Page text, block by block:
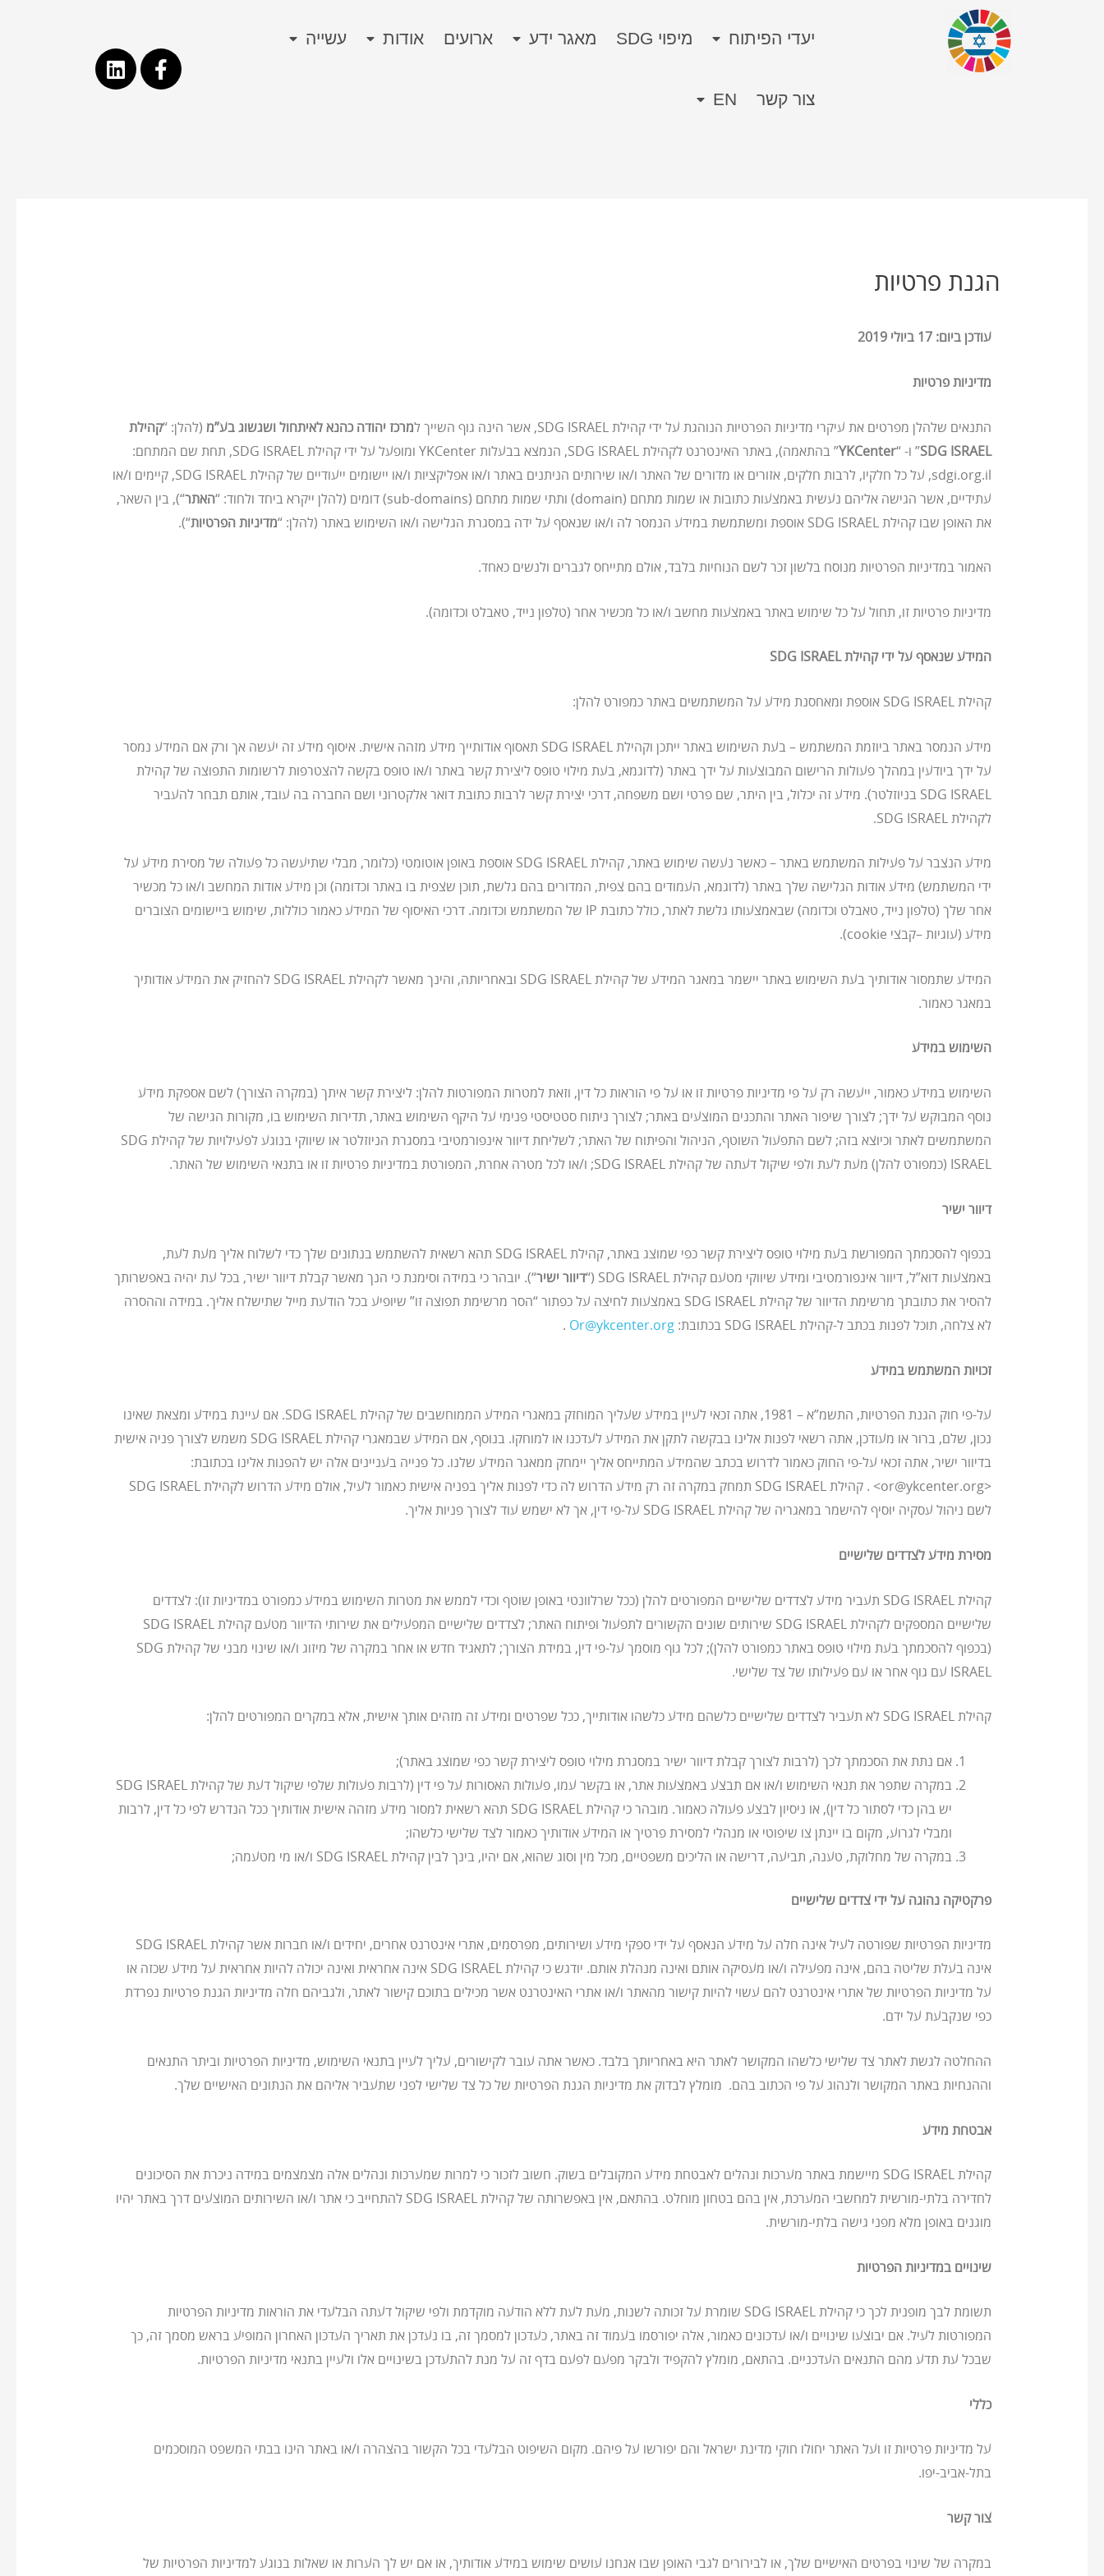
יעדי הפיתוח מיפוי SDG מאגר ידע ארועים אודות עשייה
צור קשר EN
הגנת פרטיות
עודכן ביום: 17 ביולי 2019
מדיניות פרטיות
התנאים שלהלן מפרטים את עיקרי מדיניות הפרטיות הנוהגת על ידי קהילת SDG ISRAEL, אשר הינה גוף השייך ל מרכז יהודה כהנא לאיתחול ושגשוג בע”מ(להלן: “קהילת
SDG ISRAEL” ו- “YKCenter
” בהתאמה), באתר האינטרנט לקהילת SDG ISRAEL, הנמצא בבעלות YKCenter ומופעל על ידי קהילת SDG ISRAEL, תחת שם המתחם:
sdgi.org.il, על כל חלקיו, לרבות חלקים, אזורים או מדורים של האתר ו/או שירותים הניתנים באתר ו/או אפליקציות ו/או יישומים ייעודיים של קהילת SDG ISRAEL, קיימים ו/או
עתידיים, אשר הגישה אליהם נעשית באמצעות כתובות או שמות מתחם (domain) ותתי שמות מתחם (sub-domains) דומים (להלן ייקרא ביחד ולחוד: “
האתר“), בין השאר,
את האופן שבו קהילת SDG ISRAEL אוספת ומשתמשת במידע הנמסר לה ו/או שנאסף על ידה במסגרת הגלישה ו/או השימוש באתר (להלן: “
מדיניות הפרטיות“).
האמור במדיניות הפרטיות מנוסח בלשון זכר לשם הנוחיות בלבד, אולם מתייחס לגברים ולנשים כאחד.
מדיניות פרטיות זו, תחול על כל שימוש באתר באמצעות מחשב ו/או כל מכשיר אחר (טלפון נייד, טאבלט וכדומה).
המידע שנאסף על ידי קהילת SDG ISRAEL
קהילת SDG ISRAEL אוספת ומאחסנת מידע על המשתמשים באתר כמפורט להלן:
מידע הנמסר באתר ביוזמת המשתמש – בעת השימוש באתר ייתכן וקהילת SDG ISRAEL תאסוף אודותייך מידע מזהה אישית. איסוף מידע זה יעשה אך ורק אם המידע נמסר
על ידך ביודעין במהלך פעולות הרישום המבוצעות על ידך באתר (לדוגמא, בעת מילוי טופס ליצירת קשר באתר ו/או טופס בקשה להצטרפות לרשומות התפוצה של קהילת
SDG ISRAEL בניוזלטר). מידע זה יכלול, בין היתר, שם פרטי ושם משפחה, דרכי יצירת קשר לרבות כתובת דואר אלקטרוני ושם החברה בה עובד, אותם תבחר להעביר
לקהילת SDG ISRAEL.
מידע הנצבר על פעילות המשתמש באתר – כאשר נעשה שימוש באתר, קהילת SDG ISRAEL אוספת באופן אוטומטי (כלומר, מבלי שתיעשה כל פעולה של מסירת מידע על
ידי המשתמש) מידע אודות הגלישה שלך באתר (לדוגמא, העמודים בהם צפית, המדורים בהם גלשת, תוכן שצפית בו באתר וכדומה) וכן מידע אודות המחשב ו/או כל מכשיר
אחר שלך (טלפון נייד, טאבלט וכדומה) שבאמצעותו גלשת לאתר, כולל כתובת IP של המשתמש וכדומה. דרכי האיסוף של המידע כאמור כוללות, שימוש ביישומים הצוברים
מידע (עוגיות –קבצי cookie).
המידע שתמסור אודותיך בעת השימוש באתר יישמר במאגר המידע של קהילת SDG ISRAEL ובאחריותה, והינך מאשר לקהילת SDG ISRAEL להחזיק את המידע אודותיך
במאגר כאמור.
השימוש במידע
השימוש במידע כאמור, ייעשה רק על פי מדיניות פרטיות זו או על פי הוראות כל דין, וזאת למטרות המפורטות להלן: ליצירת קשר איתך (במקרה הצורך) לשם אספקת מידע
נוסף המבוקש על ידך; לצורך שיפור האתר והתכנים המוצעים באתר; לצורך ניתוח סטטיסטי פנימי על היקף השימוש באתר, תדירות השימוש בו, מקורות הגישה של
המשתמשים לאתר וכיוצא בזה; לשם התפעול השוטף, הניהול והפיתוח של האתר; לשליחת דיוור אינפורמטיבי במסגרת הניוזלטר או שיווקי בנוגע לפעילויות של קהילת SDG
ISRAEL (כמפורט להלן) מעת לעת ולפי שיקול דעתה של קהילת SDG ISRAEL; ו/או לכל מטרה אחרת, המפורטת במדיניות פרטיות זו או בתנאי השימוש של האתר.
דיוור ישיר
בכפוף להסכמתך המפורשת בעת מילוי טופס ליצירת קשר כפי שמוצג באתר, קהילת SDG ISRAEL תהא רשאית להשתמש בנתונים שלך כדי לשלוח אליך מעת לעת,
באמצעות דוא”ל, דיוור אינפורמטיבי ומידע שיווקי מטעם קהילת SDG ISRAEL (“
דיוור ישיר“). יובהר כי במידה וסימנת כי הנך מאשר קבלת דיוור ישיר, בכל עת יהיה באפשרותך
להסיר את כתובתך מרשימת הדיוור של קהילת SDG ISRAEL באמצעות לחיצה על כפתור “הסר מרשימת תפוצה זו” שיופיע בכל הודעת מייל שתישלח אליך. במידה וההסרה
לא צלחה, תוכל לפנות בכתב ל-קהילת SDG ISRAEL בכתובת:
Or@ykcenter.org
.
זכויות המשתמש במידע
על-פי חוק הגנת הפרטיות, התשמ”א – 1981, אתה זכאי לעיין במידע שעליך המוחזק במאגרי המידע הממוחשבים של קהילת SDG ISRAEL. אם עיינת במידע ומצאת שאינו
נכון, שלם, ברור או מעודכן, אתה רשאי לפנות אלינו בבקשה לתקן את המידע לעדכנו או למוחקו. בנוסף, אם המידע שבמאגרי קהילת SDG ISRAEL משמש לצורך פניה אישית
בדיוור ישיר, אתה זכאי על-פי החוק כאמור לדרוש בכתב שהמידע המתייחס אליך יימחק ממאגר המידע שלנו. כל פנייה בעניינים אלה יש להפנות אלינו בכתובת:
<or@ykcenter.org> . קהילת SDG ISRAEL תמחק במקרה זה רק מידע הדרוש לה כדי לפנות אליך בפניה אישית כאמור לעיל, אולם מידע הדרוש לקהילת SDG ISRAEL
לשם ניהול עסקיה יוסיף להישמר במאגריה של קהילת SDG ISRAEL על-פי דין, אך לא ישמש עוד לצורך פניות אליך.
מסירת מידע לצדדים שלישיים
קהילת SDG ISRAEL תעביר מידע לצדדים שלישיים המפורטים להלן (ככל שרלוונטי באופן שוטף וכדי לממש את מטרות השימוש במידע כמפורט במדיניות זו): לצדדים
שלישיים המספקים לקהילת SDG ISRAEL שירותים שונים הקשורים לתפעול ופיתוח האתר; לצדדים שלישיים המפעילים את שירותי הדיוור מטעם קהילת SDG ISRAEL
(בכפוף להסכמתך בעת מילוי טופס באתר כמפורט להלן); לכל גוף מוסמך על-פי דין, במידת הצורך; לתאגיד חדש או אחר במקרה של מיזוג ו/או שינוי מבני של קהילת SDG
ISRAEL עם גוף אחר או עם פעילותו של צד שלישי.
קהילת SDG ISRAEL לא תעביר לצדדים שלישיים כלשהם מידע כלשהו אודותייך, ככל שפרטים ומידע זה מזהים אותך אישית, אלא במקרים המפורטים להלן:
אם נתת את הסכמתך לכך (לרבות לצורך קבלת דיוור ישיר במסגרת מילוי טופס ליצירת קשר כפי שמוצג באתר);
במקרה שתפר את תנאי השימוש ו/או אם תבצע באמצעות אתר, או בקשר עמו, פעולות האסורות על פי דין (לרבות פעולות שלפי שיקול דעת של קהילת SDG ISRAEL
יש בהן כדי לסתור כל דין), או ניסיון לבצע פעולה כאמור. מובהר כי קהילת SDG ISRAEL תהא רשאית למסור מידע מזהה אישית אודותיך ככל הנדרש לפי כל דין, לרבות
ומבלי לגרוע, מקום בו יינתן צו שיפוטי או מנהלי למסירת פרטיך או המידע אודותיך כאמור לצד שלישי כלשהו;
במקרה של מחלוקת, טענה, תביעה, דרישה או הליכים משפטיים, מכל מין וסוג שהוא, אם יהיו, בינך לבין קהילת SDG ISRAEL ו/או מי מטעמה;
פרקטיקה נהוגה על ידי צדדים שלישיים
מדיניות הפרטיות שפורטה לעיל אינה חלה על מידע הנאסף על ידי ספקי מידע ושירותים, מפרסמים, אתרי אינטרנט אחרים, יחידים ו/או חברות אשר קהילת SDG ISRAEL
אינה בעלת שליטה בהם, אינה מפעילה ו/או מעסיקה אותם ואינה מנהלת אותם. יודגש כי קהילת SDG ISRAEL אינה אחראית ואינה יכולה להיות אחראית על מידע שכזה או
על מדיניות הפרטיות של אתרי אינטרנט להם עשוי להיות קישור מהאתר ו/או אתרי האינטרנט אשר מכילים בתוכם קישור לאתר, ולגביהם חלה מדיניות הגנת פרטיות נפרדת
כפי שנקבעת על ידם.
ההחלטה לגשת לאתר צד שלישי כלשהו המקושר לאתר היא באחריותך בלבד. כאשר אתה עובר לקישורים, עליך לעיין בתנאי השימוש, מדיניות הפרטיות וביתר התנאים
וההנחיות באתר המקושר ולנהוג על פי הכתוב בהם. מומלץ לבדוק את מדיניות הגנת הפרטיות של כל צד שלישי לפני שתעביר אליהם את הנתונים האישיים שלך.
אבטחת מידע
קהילת SDG ISRAEL מיישמת באתר מערכות ונהלים לאבטחת מידע המקובלים בשוק. חשוב לזכור כי למרות שמערכות ונהלים אלה מצמצמים במידה ניכרת את הסיכונים
לחדירה בלתי-מורשית למחשבי המערכת, אין בהם בטחון מוחלט. בהתאם, אין באפשרותה של קהילת SDG ISRAEL להתחייב כי אתר ו/או השירותים המוצעים דרך באתר יהיו
מוגנים באופן מלא מפני גישה בלתי-מורשית.
שינויים במדיניות הפרטיות
תשומת לבך מופנית לכך כי קהילת SDG ISRAEL שומרת על זכותה לשנות, מעת לעת ללא הודעה מוקדמת ולפי שיקול דעתה הבלעדי את הוראות מדיניות הפרטיות
המפורטות לעיל. אם יבוצעו שינויים ו/או עדכונים כאמור, אלה יפורסמו בעמוד זה באתר, כעדכון למסמך זה, בו נעדכן את תאריך העדכון האחרון המופיע בראש מסמך זה, כך
שבכל עת תדע מהם התנאים העדכניים. בהתאם, מומלץ להקפיד ולבקר מפעם לפעם בדף זה על מנת להתעדכן בשינויים אלו ולעיין בתנאי מדיניות הפרטיות.
כללי
על מדיניות פרטיות זו ועל האתר יחולו חוקי מדינת ישראל והם יפורשו על פיהם. מקום השיפוט הבלעדי בכל הקשור בהצהרה ו/או באתר הינו בבתי המשפט המוסכמים
בתל-אביב-יפו.
צור קשר
במקרה של שינוי בפרטים האישיים שלך, או לבירורים לגבי האופן שבו אנחנו עושים שימוש במידע אודותיך, או אם יש לך הערות או שאלות בנוגע למדיניות הפרטיות של